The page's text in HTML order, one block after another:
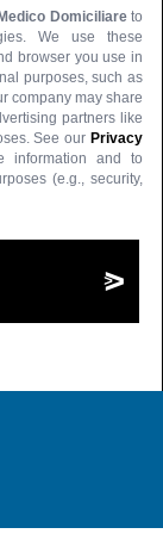
Domiciliare to
We use these
browser you use in
purposes, such as
company may share
partners like
See our Privacy
information and to
(e.g., security,